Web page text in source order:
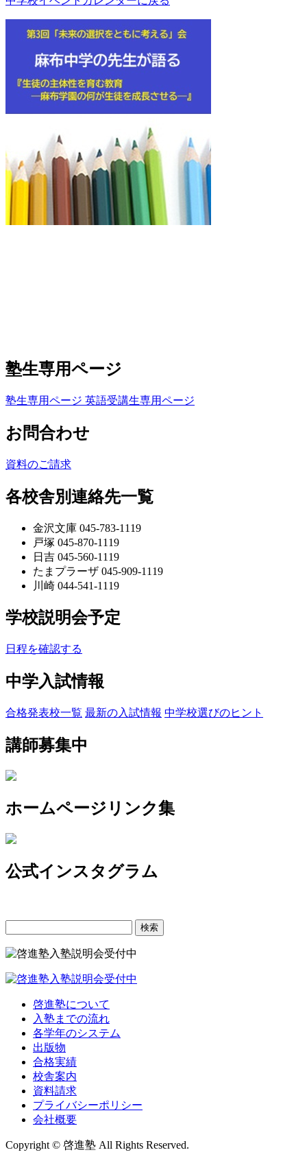
塾生専用ページ
塾生専用ページ 英語受講生専用ページ
お問合わせ
資料のご請求
各校舎別連絡先一覧
金沢文庫 045-783-1119
戸塚 045-870-1119
日吉 045-560-1119
たまプラーザ 045-909-1119
川崎 044-541-1119
学校説明会予定
日程を確認する
中学入試情報
合格発表校一覧 最新の入試情報 中学校選びのヒント
講師募集中
ホームページリンク集
公式インスタグラム
啓進塾について
入塾までの流れ
各学年のシステム
出版物
合格実績
校舎案内
資料請求
プライバシーポリシー
会社概要
Copyright © 啓進塾 All Rights Reserved.